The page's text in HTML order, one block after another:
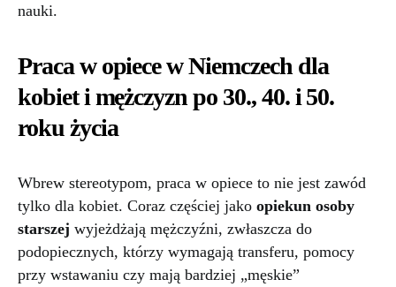
nauki.
Praca w opiece w Niemczech dla
kobiet i mężczyzn po 30., 40. i 50.
roku życia
Wbrew stereotypom, praca w opiece to nie jest zawód
tylko dla kobiet. Coraz częściej jako opiekun osoby
starszej wyjeżdżają mężczyźni, zwłaszcza do
podopiecznych, którzy wymagają transferu, pomocy
przy wstawaniu czy mają bardziej „męskie”